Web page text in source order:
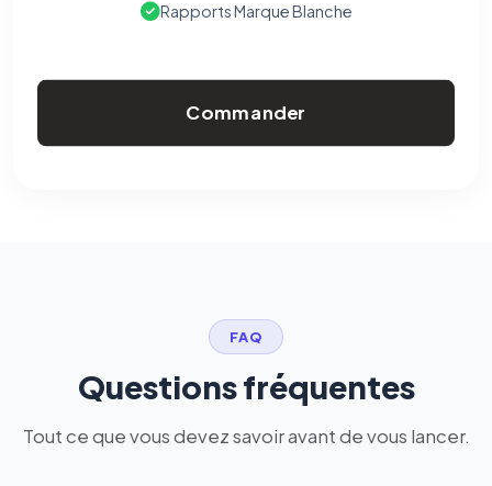
Rapports Marque Blanche
Commander
FAQ
Questions fréquentes
Tout ce que vous devez savoir avant de vous lancer.